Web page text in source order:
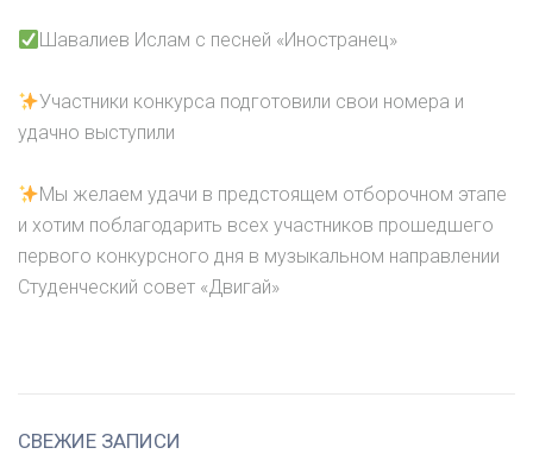
Шавалиев Ислам с песней «Иностранец»
Участники конкурса подготовили свои номера и
удачно выступили
Мы желаем удачи в предстоящем отборочном этапе
и хотим поблагодарить всех участников прошедшего
первого конкурсного дня в музыкальном направлении
Студенческий совет «Двигай»
СВЕЖИЕ ЗАПИСИ